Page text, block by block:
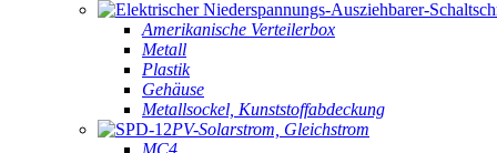
Amerikanische Verteilerbox
Metall
Plastik
Gehäuse
Metallsockel, Kunststoffabdeckung
PV-Solarstrom, Gleichstrom
MC4